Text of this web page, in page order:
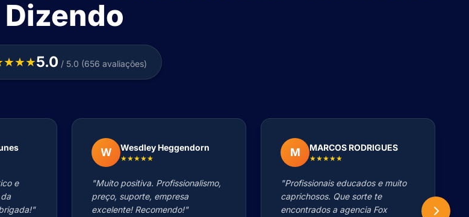
Dizendo
5.0 / 5.0 (656 avaliações)
e
W Wesdley Heggendorn
★★★★★
"Muito positiva. Profissionalismo,
preço, suporte, empresa
excelente! Recomendo!"
M MARCOS RODRIGUES
★★★★★
"Profissionais educados e muito
caprichosos. Que sorte te
encontrados a agencia Fox